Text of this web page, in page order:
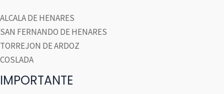
ALCALA DE HENARES
SAN FERNANDO DE HENARES
TORREJON DE ARDOZ
COSLADA
IMPORTANTE